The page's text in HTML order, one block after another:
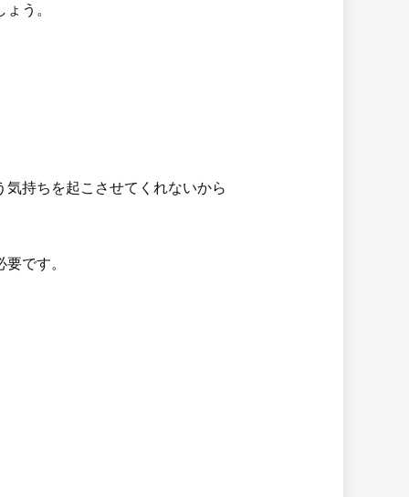
う。
持ちを起こさせてくれないから
です。